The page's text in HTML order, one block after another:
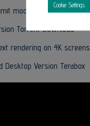
modifier patch for RPGs
Torrent Download
rendering on 4K screens
Desktop Version Terabox
Cookie Settings